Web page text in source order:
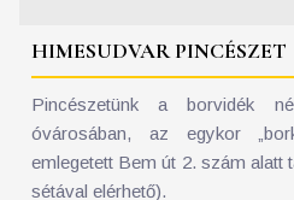
HIMESUDVAR PINCÉSZET
Pincészetünk a borvidék
óvárosában, az egykor
emlegetett Bem út 2. szám alatt
sétával elérhető).